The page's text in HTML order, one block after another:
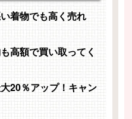
着物でも高く売れ
高額で買い取ってく
20％アップ！キャン